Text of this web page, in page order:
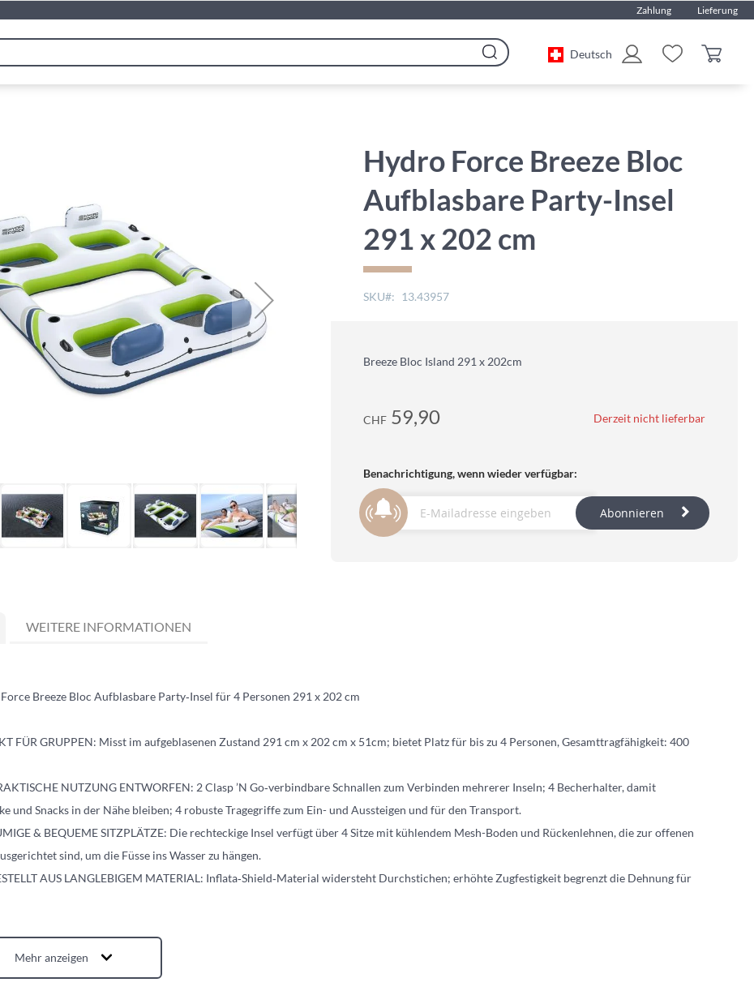
Zahlung Lieferung
Search
Deutsch
Hydro Force Breeze Bloc
Aufblasbare Party-Insel
291 x 202 cm
SKU 13.43957
Breeze Bloc Island 291 x 202cm
CHF 59,90 Derzeit nicht lieferbar
Benachrichtigung, wenn wieder verfügbar:
Abonnieren
Breeze Bloc Aufblasbare Party‑Insel für 4 Personen 291 x 202 cm
FÜR GRUPPEN: Misst im aufgeblasenen Zustand 291 cm x 202 cm x 51cm; bietet Platz für bis zu 4 Personen, Gesamttragfähigkeit: 400
NUTZUNG ENTWORFEN: 2 Clasp ’N Go‑verbindbare Schnallen zum Verbinden mehrerer Inseln; 4 Becherhalter, damit
und Snacks in der Nähe bleiben; 4 robuste Tragegriffe zum Ein- und Aussteigen und für den Transport.
& BEQUEME SITZPLÄTZE: Die rechteckige Insel verfügt über 4 Sitze mit kühlendem Mesh-Boden und Rückenlehnen, die zur offenen
sind, um die Füsse ins Wasser zu hängen.
AUS LANGLEBIGEM MATERIAL: Inflata‑Shield‑Material widersteht Durchstichen; erhöhte Zugfestigkeit begrenzt die Dehnung für
Mehr anzeigen
WEITERE INFORMATIONEN